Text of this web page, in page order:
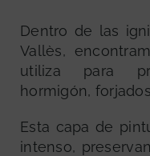
Dentro de las
Vallès,
utiliza para
hormigón,
Esta capa de
intenso,